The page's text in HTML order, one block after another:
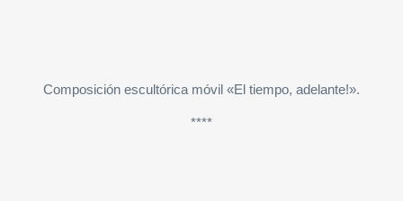
Composición escultórica móvil «El tiempo, adelante!».
****